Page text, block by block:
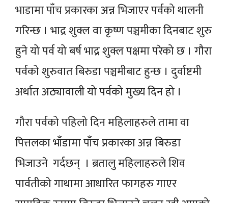
भाडामा पाँच प्रकारका अन्न भिजाएर पर्वको थालनी
गरिन्छ । भाद्र शुक्ल वा कृष्ण पञ्चमीका दिनबाट शुरु
हुने यो पर्व यो बर्ष भाद्र शुक्ल पक्षमा परेको छ । गौरा
पर्वको शुरुवात बिरुडा पञ्चमीबाट हुन्छ । दुर्वाष्टमी
अर्थात अठ्यावाली यो पर्वको मुख्य दिन हो ।
गौरा पर्वको पहिलो दिन महिलाहरुले तामा वा
पित्तलका भाँडामा पाँच प्रकारका अन्न बिरुडा
भिजाउने गर्दछन् । ब्रतालु महिलाहरुले शिव
पार्वतीको गाथामा आधारित फागहरु गाएर